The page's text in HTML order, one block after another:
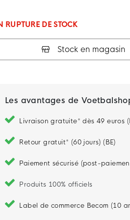
RUPTURE DE STOCK
Stock en magasin
Les avantages de
Livraison gratuite* dès 49 euros
Retour gratuit* (60 jours) (BE)
Paiement sécurisé (post-
Produits 100% officiels
Label de commerce Becom (10